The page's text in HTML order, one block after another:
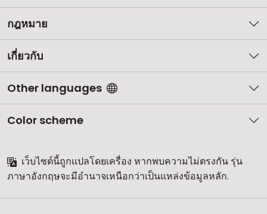
กฎหมาย
เกี่ยวกับ
Other languages
Color scheme
เว็บไซต์นี้ถูกแปลโดยเครื่อง หากพบความไม่ตรงกัน รุ่น
ภาษาอังกฤษจะมีอำนาจเหนือกว่าเป็นแหล่งข้อมูลหลัก.